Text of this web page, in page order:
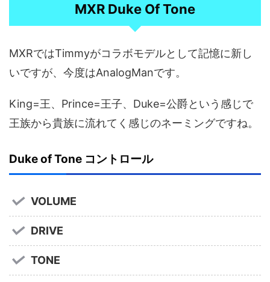
MXR Duke Of Tone
MXRではTimmyがコラボモデルとして記憶に新し
いですが、今度はAnalogManです。
King=王、Prince=王子、Duke=公爵という感じで
王族から貴族に流れてく感じのネーミングですね。
Duke of Tone コントロール
VOLUME
DRIVE
TONE